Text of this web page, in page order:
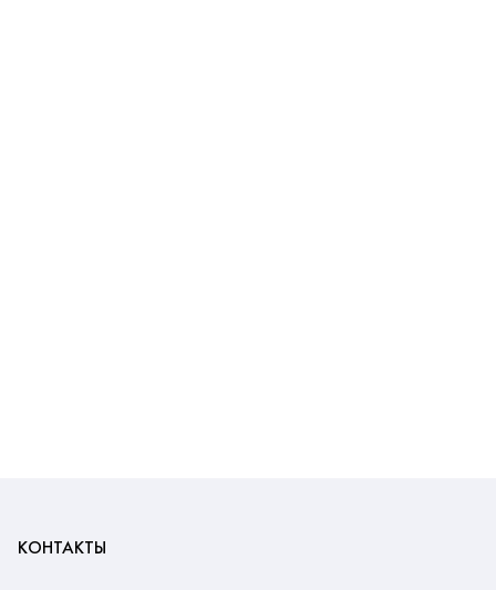
КОНТАКТЫ